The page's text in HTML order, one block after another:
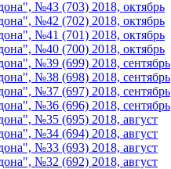
№43 (703) 2018, октябрь
№42 (702) 2018, октябрь
№41 (701) 2018, октябрь
№40 (700) 2018, октябрь
№39 (699) 2018, сентябрь
№38 (698) 2018, сентябрь
№37 (697) 2018, сентябрь
№36 (696) 2018, сентябрь
№35 (695) 2018, август
№34 (694) 2018, август
№33 (693) 2018, август
№32 (692) 2018, август